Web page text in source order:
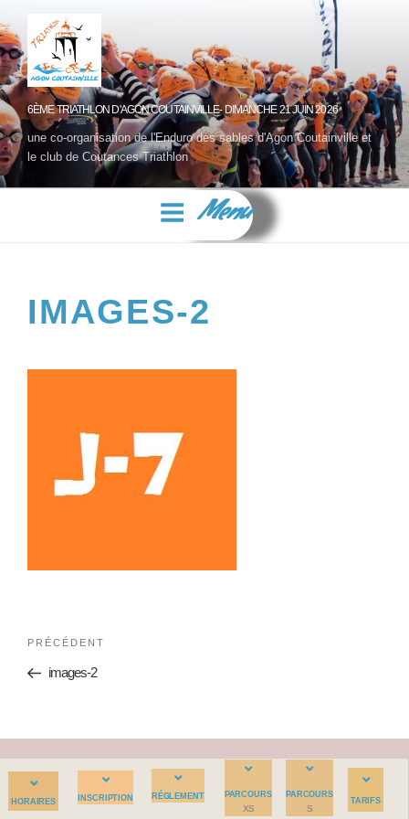
6ÈME TRIATHLON D'AGON COUTAINVILLE- DIMANCHE 21 JUIN 2026
une co-organisation de l'Enduro des sables d'Agon Coutainville et
le club de Coutances Triathlon
Menu
IMAGES-2
PRÉCÉDENT
images-2
PARCOURS
S
PARCOURS
XS
HORAIRES TARIFS
RÉGLEMENT
INSCRIPTION